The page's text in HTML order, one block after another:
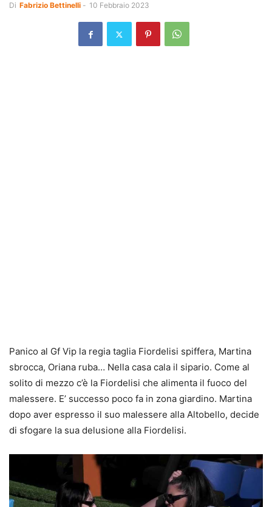
Di Fabrizio Bettinelli - 10 Febbraio 2023
Panico al Gf Vip la regia taglia Fiordelisi spiffera, Martina
sbrocca, Oriana ruba… Nella casa cala il sipario. Come al
solito di mezzo c’è la Fiordelisi che alimenta il fuoco del
malessere. E’ successo poco fa in zona giardino. Martina
dopo aver espresso il suo malessere alla Altobello, decide
di sfogare la sua delusione alla Fiordelisi.